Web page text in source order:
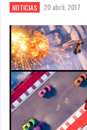
NOTICIAS 20 abril, 2017